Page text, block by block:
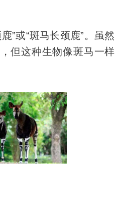
”或“斑马长颈鹿”。虽然
但这种生物像斑马一样